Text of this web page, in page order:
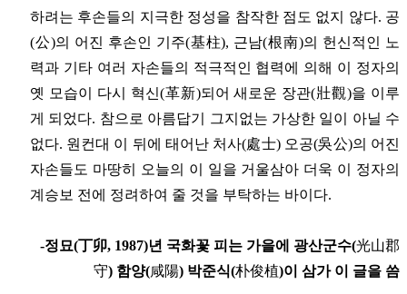
하려는 후손들의 지극한 정성을 참작한 점도 없지 않다. 공
(公)의 어진 후손인 기주(基柱), 근남(根南)의 헌신적인 노
력과 기타 여러 자손들의 적극적인 협력에 의해 이 정자의
옛 모습이 다시 혁신(革新)되어 새로운 장관(壯觀)을 이루
게 되었다. 참으로 아름답기 그지없는 가상한 일이 아닐 수
없다. 원컨대 이 뒤에 태어난 처사(處士) 오공(吳公)의 어진
자손들도 마땅히 오늘의 이 일을 거울삼아 더욱 이 정자의
계승보 전에 정려하여 줄 것을 부탁하는 바이다.
-정묘(丁卯, 1987)년 국화꽃 피는 가을에 광산군수(光山郡
守) 함양(咸陽) 박준식(朴俊植)이 삼가 이 글을 씀